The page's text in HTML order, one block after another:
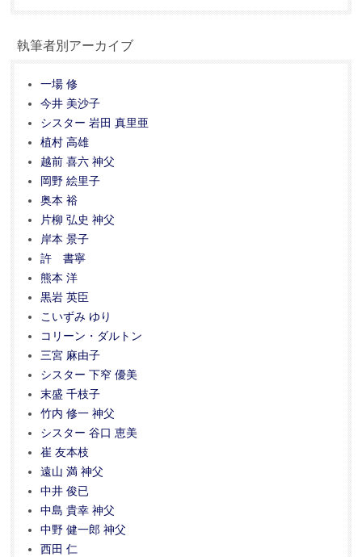
執筆者別アーカイブ
一場 修
今井 美沙子
シスター 岩田 真里亜
植村 高雄
越前 喜六 神父
岡野 絵里子
奥本 裕
片柳 弘史 神父
岸本 景子
許 書寧
熊本 洋
黒岩 英臣
こいずみ ゆり
コリーン・ダルトン
三宮 麻由子
シスター 下窄 優美
末盛 千枝子
竹内 修一 神父
シスター 谷口 恵美
崔 友本枝
遠山 満 神父
中井 俊已
中島 貴幸 神父
中野 健一郎 神父
西田 仁